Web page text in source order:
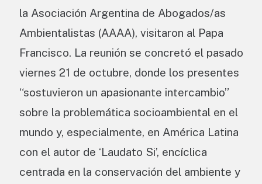
la Asociación Argentina de Abogados/as
Ambientalistas (AAAA), visitaron al Papa
Francisco. La reunión se concretó el pasado
viernes 21 de octubre, donde los presentes
“sostuvieron un apasionante intercambio”
sobre la problemática socioambiental en el
mundo y, especialmente, en América Latina
con el autor de ‘Laudato Si’, encíclica
centrada en la conservación del ambiente y